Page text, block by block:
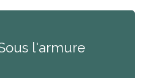
l'armure